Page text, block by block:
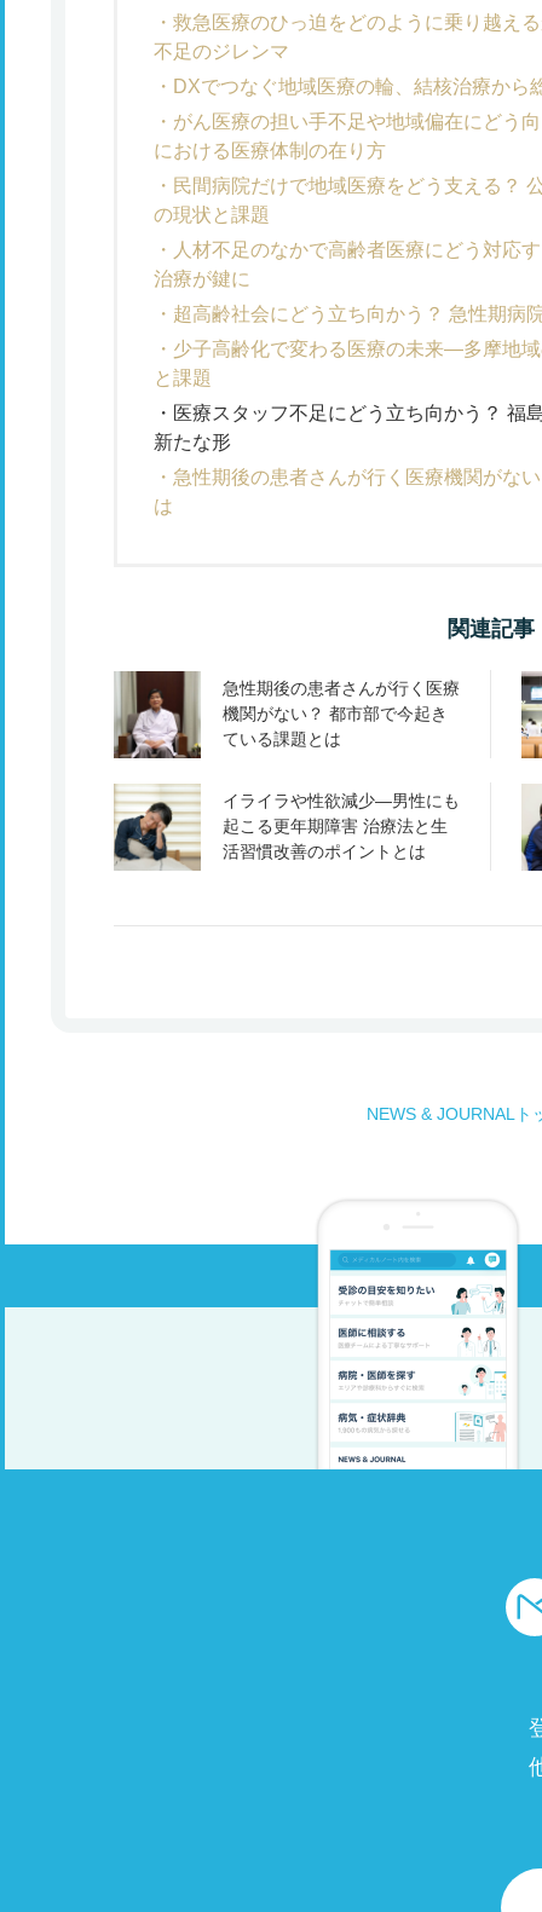
救急医療のひっ迫をどのように乗り越え
不足のジレンマ
DXでつなぐ地域医療の輪、結核治療から
がん医療の担い手不足や地域偏在にどう
における医療体制の在り方
民間病院だけで地域医療をどう支える？
の現状と課題
人材不足のなかで高齢者医療にどう対応
治療が鍵に
超高齢社会にどう立ち向かう？ 急性期病
少子高齢化で変わる医療の未来―多摩地
と課題
医療スタッフ不足にどう立ち向かう？ 福
新たな形
急性期後の患者さんが行く医療機関がな
は
関連記事
急性期後の患者さんが行く医療
機関がない？ 都市部で今起き
ている課題とは
イライラや性欲減少―男性にも
起こる更年期障害 治療法と生
活習慣改善のポイントとは
NEWS & JOURNALト